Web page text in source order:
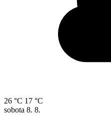
26 °C 17 °C
sobota 8. 8.